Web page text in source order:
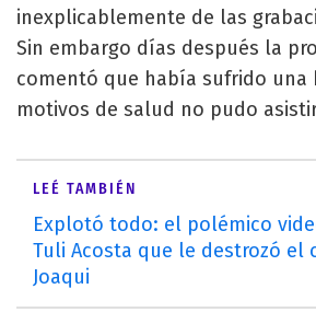
inexplicablemente de las
Sin embargo días después la
comentó que había sufrido una
motivos de salud no pudo
LEÉ TAMBIÉN
Explotó todo: el polémico
Tuli Acosta que le destrozó el
Joaqui